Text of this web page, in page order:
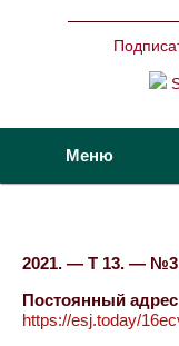
Меню
2021. — Т 13. — №3
Постоянный
https://esj.today/